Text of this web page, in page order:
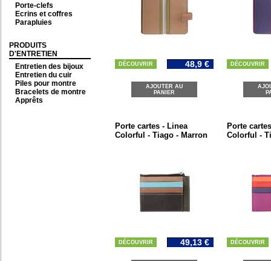
Porte-clefs
Ecrins et coffres
Parapluies
PRODUITS
D'ENTRETIEN
Entretien des bijoux
Entretien du cuir
Piles pour montre
Bracelets de montre
Apprêts
DÉCOUVRIR 48,9 €
AJOUTER AU
PANIER
DÉCOUVRIR
Porte cartes - Linea
Colorful - Tiago - Marron
DÉCOUVRIR 49,13 €
Porte
Colorful -
DÉCOUVRIR